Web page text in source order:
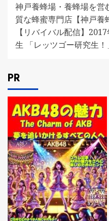
神戸養蜂場・養蜂場を営
質な蜂蜜専門店【神戸養
【リバイバル配信】
生 「レッツゴー研究生
PR